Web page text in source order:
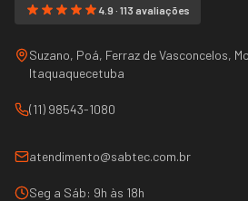
4.9 · 113 avaliações
Suzano, Poá, Ferraz de Vasconcelos,
Itaquaquecetuba
(11) 98543-1080
atendimento@sabtec.com.br
Seg a Sáb: 9h às 18h